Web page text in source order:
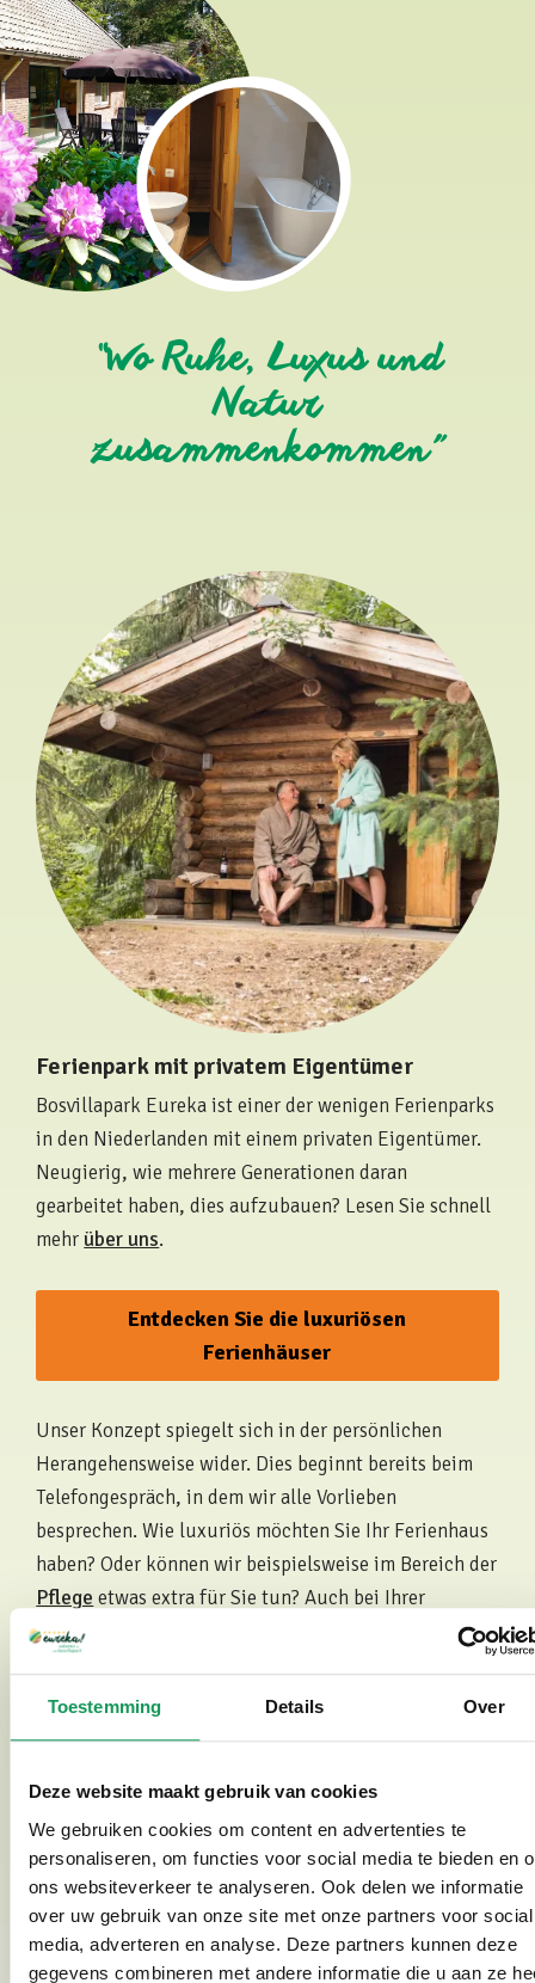
Toestemming Details Over
Deze website maakt gebruik van cookies
We gebruiken cookies om content en advertenties te
personaliseren, om functies voor social media te bieden en
ons websiteverkeer te analyseren. Ook delen we informatie
over uw gebruik van onze site met onze partners voor social
media, adverteren en analyse. Deze partners kunnen deze
gegevens combineren met andere informatie die u aan ze
“Wo Ruhe, Luxus und
Natur
zusammenkommen”
Ferienpark mit privatem Eigentümer
Bosvillapark Eureka ist einer der wenigen Ferienparks
in den Niederlanden mit einem privaten Eigentümer.
Neugierig, wie mehrere Generationen daran
gearbeitet haben, dies aufzubauen? Lesen Sie schnell
mehrüber uns.
Entdecken Sie die luxuriösen
Ferienhäuser
Unser Konzept spiegelt sich in der persönlichen
Herangehensweise wider. Dies beginnt bereits beim
Telefongespräch, in dem wir alle Vorlieben
besprechen. Wie luxuriös möchten Sie Ihr Ferienhaus
haben? Oder können wir beispielsweise im Bereich der
Pflege etwas extra für Sie tun? Auch bei Ihrer
Ankunft im Park können Sie auf ein persönliches